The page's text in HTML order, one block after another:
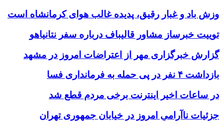
وزش باد و غبار رقیق، پدیده غالب هوای کرمانشاه است
توییت خبرساز مشاور قالیباف درباره سفر نتانیاهو
گزارش خبرگزاری مهر از اعتراضات امروز در مشهد
بازداشت ۴ نفر در پی حمله به فرمانداری فسا
در ساعات اخیر اینترنت برخی مردم قطع شد
جزئیات ناآرامیِ امروز در خیابان جمهوری تهران